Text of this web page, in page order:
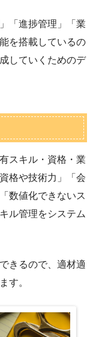
「進捗管理」「業
を搭載しているの
していくためのデ
スキル・資格・業
格や技術力」「会
数値化できないス
ル管理をシステム
きるので、適材適
す。